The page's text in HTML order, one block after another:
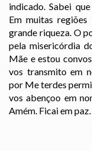
indicado. Sabei
Em muitas
grande riqueza. O
pela misericórdia
Mãe e estou
vos transmito em
por Me terdes
vos abençoo em
Amém. Ficai em paz.